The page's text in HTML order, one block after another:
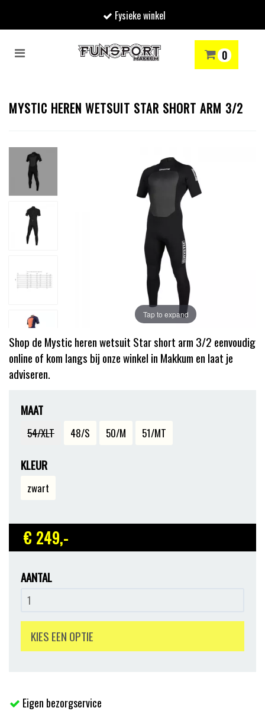
Fysieke winkel
Toggle
0
Vul hem met producten.
SKIËN WINTERSPORTSHOP
​MYSTIC HEREN WETSUIT STAR SHORT ARM 3/2
Tap to expand
Shop de ​Mystic heren wetsuit Star short arm 3/2 eenvoudig
online of kom langs bij onze winkel in Makkum en laat je
adviseren.
MAAT
54/XLT 48/S 50/M 51/MT
KLEUR
zwart
€ 249,-
AANTAL
KIES EEN OPTIE
Eigen bezorgservice